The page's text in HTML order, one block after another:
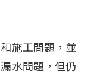
施工問題，並
水問題，但仍